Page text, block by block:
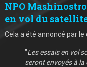
NPO
en vol du
Cela a été annoncé par
"Les essais en vol
seront envoyés à